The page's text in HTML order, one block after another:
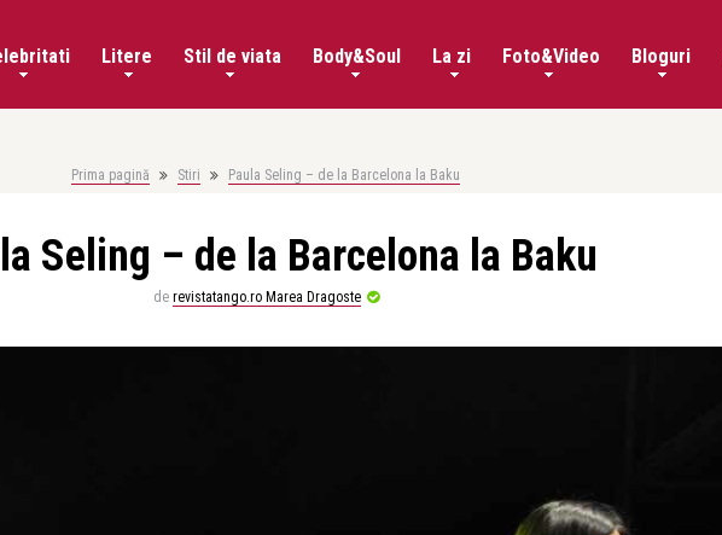
Litere Stil de viata Body&Soul La zi Foto&Video Bloguri
Prima pagină Stiri Paula Seling – de la Barcelona la Baku
Seling – de la Barcelona la Baku
de revistatango.ro Marea Dragoste